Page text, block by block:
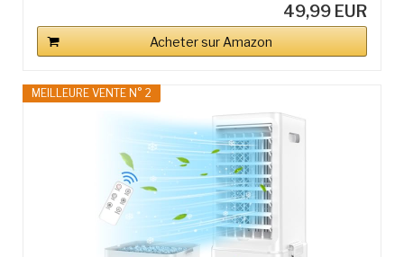
49,99 EUR
Acheter sur Amazon
MEILLEURE VENTE N° 2